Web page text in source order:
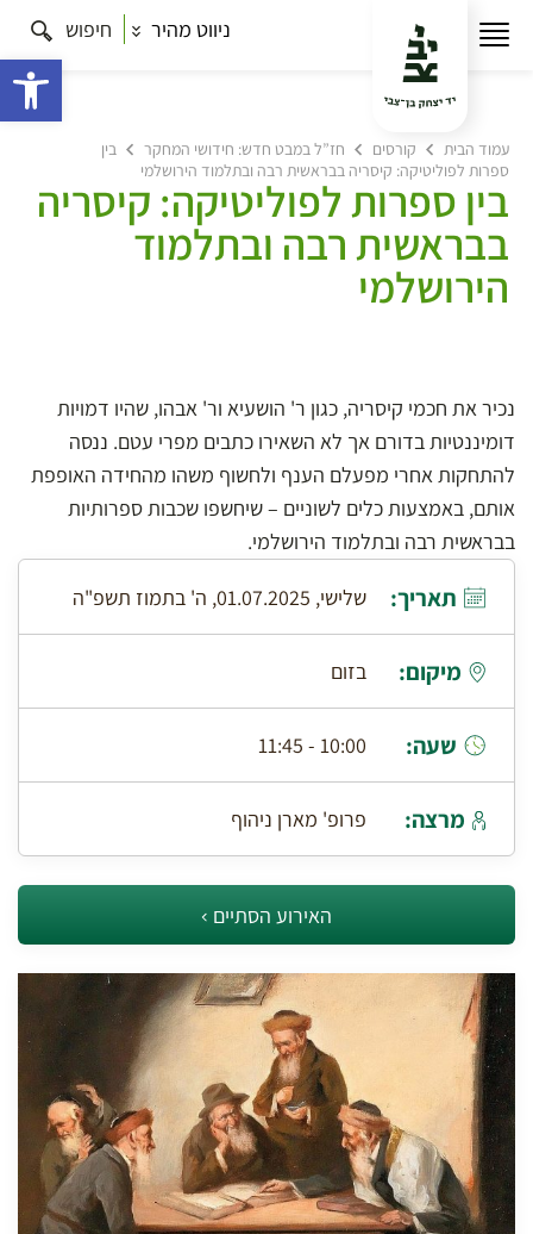
ניווט מהיר חיפוש
עמוד הבית קורסים חז”ל במבט חדש: חידושי המחקר
בין
ספרות לפוליטיקה: קיסריה בבראשית רבה ובתלמוד הירושלמי
בין ספרות לפוליטיקה: קיסריה
בבראשית רבה ובתלמוד
הירושלמי
נכיר את חכמי קיסריה, כגון ר' הושעיא ור' אבהו, שהיו דמויות
דומיננטיות בדורם אך לא השאירו כתבים מפרי עטם. ננסה
להתחקות אחרי מפעלם הענף ולחשוף משהו מהחידה האופפת
אותם, באמצעות כלים לשוניים – שיחשפו שכבות ספרותיות
בבראשית רבה ובתלמוד הירושלמי.
תאריך: שלישי, 01.07.2025, ה' בתמוז תשפ"ה
מיקום: בזום
שעה: 10:00 - 11:45
מרצה: פרופ' מארן ניהוף
האירוע הסתיים